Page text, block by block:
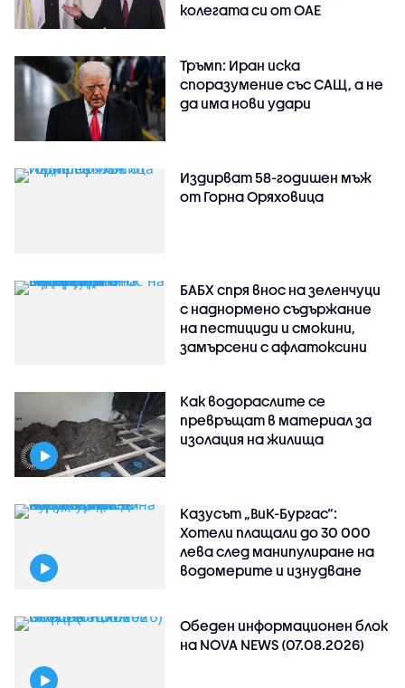
колегата си от ОАЕ
Тръмп: Иран иска
споразумение със САЩ, а не
да има нови удари
Издирват 58-годишен мъж
от Горна Оряховица
БАБХ спря внос на зеленчуци
с наднормено съдържание
на пестициди и смокини,
замърсени с афлатоксини
Как водораслите се
превръщат в материал за
изолация на жилища
Казусът „ВиК-Бургас“:
Хотели плащали до 30 000
лева след манипулиране на
водомерите и изнудване
Обеден информационен блок
на NOVA NEWS (07.08.2026)